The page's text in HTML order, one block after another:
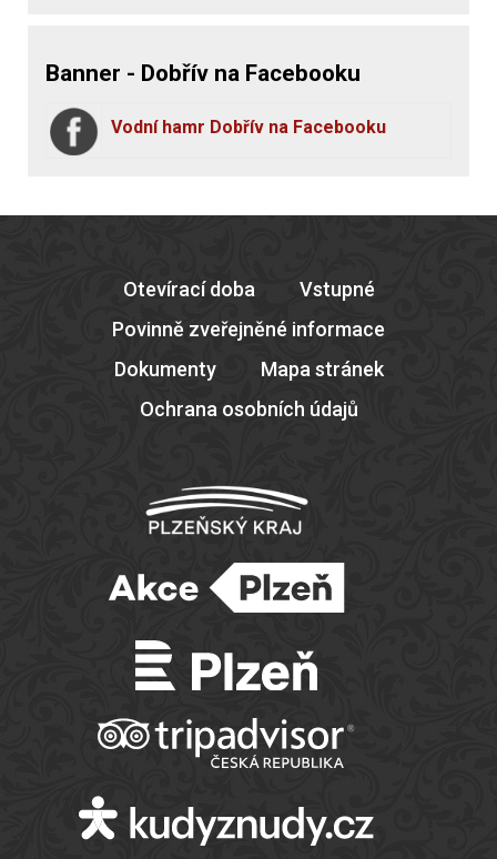
Banner - Dobřív na Facebooku
Vodní hamr Dobřív na Facebooku
Otevírací doba
Vstupné
Povinně zveřejněné informace
Dokumenty
Mapa stránek
Ochrana osobních údajů